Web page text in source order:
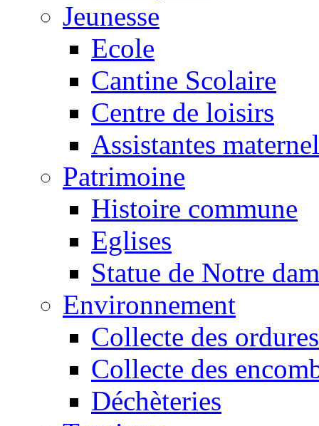
Jeunesse
Ecole
Cantine Scolaire
Centre de loisirs
Assistantes
Patrimoine
Histoire commune
Eglises
Statue de Notre
Environnement
Collecte des ordures
Collecte des
Déchèteries